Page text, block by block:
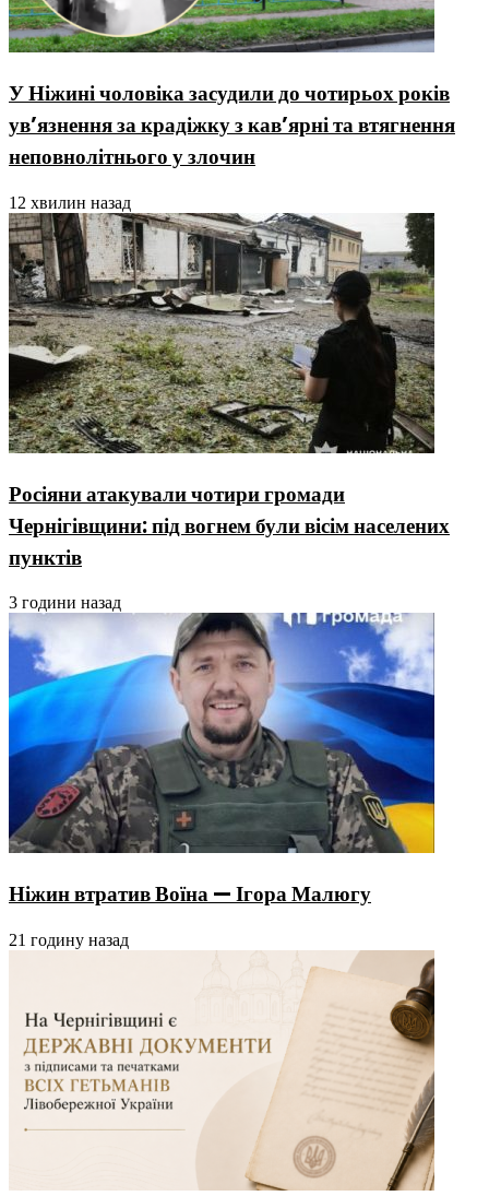
У Ніжині чоловіка засудили до чотирьох років
ув’язнення за крадіжку з кав’ярні та втягнення
неповнолітнього у злочин
12 хвилин назад
Росіяни атакували чотири громади
Чернігівщини: під вогнем були вісім населених
пунктів
3 години назад
Ніжин втратив Воїна — Ігора Малюгу
21 годину назад